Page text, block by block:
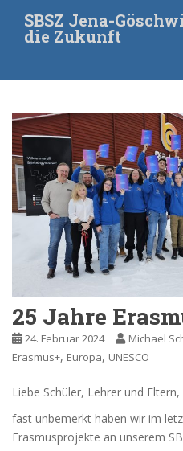
t
SBSZ Jena-
die Zukunft
25 Jahre
24. Februar 2024 Michael
Erasmus+, Europa, UNESCO
Liebe Schüler, Lehrer und
fast unbemerkt haben wir im
Erasmusprojekte an unserem